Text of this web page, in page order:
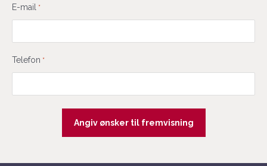
E-mail *
Telefon *